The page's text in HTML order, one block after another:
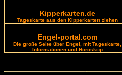
Kipperkarten.de
Tageskarte aus den Kipperkarten ziehen
Engel-portal.com
Die große Seite über Engel, mit Tageskarte,
Informationen und Horoskop